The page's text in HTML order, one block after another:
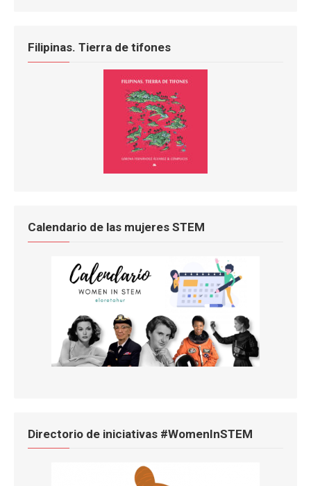
Filipinas. Tierra de tifones
Calendario de las mujeres STEM
Directorio de iniciativas #WomenInSTEM